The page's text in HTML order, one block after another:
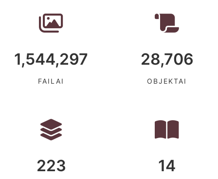
1,544,297
FAILAI
28,706
OBJEKTAI
223 14